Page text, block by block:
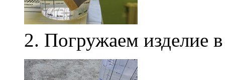
2. Погружаем изделие